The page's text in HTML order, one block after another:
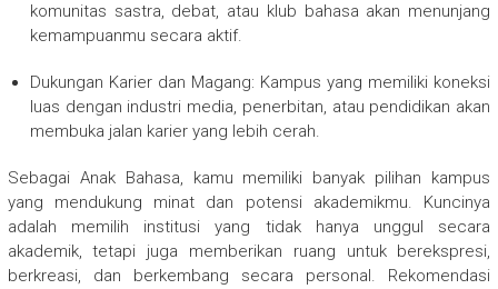
komunitas sastra, debat, atau klub bahasa akan menunjang
kemampuanmu secara aktif.
Dukungan Karier dan Magang: Kampus yang memiliki koneksi
luas dengan industri media, penerbitan, atau pendidikan akan
membuka jalan karier yang lebih cerah.
Sebagai Anak Bahasa, kamu memiliki banyak pilihan kampus
yang mendukung minat dan potensi akademikmu. Kuncinya
adalah memilih institusi yang tidak hanya unggul secara
akademik, tetapi juga memberikan ruang untuk berekspresi,
berkreasi, dan berkembang secara personal. Rekomendasi